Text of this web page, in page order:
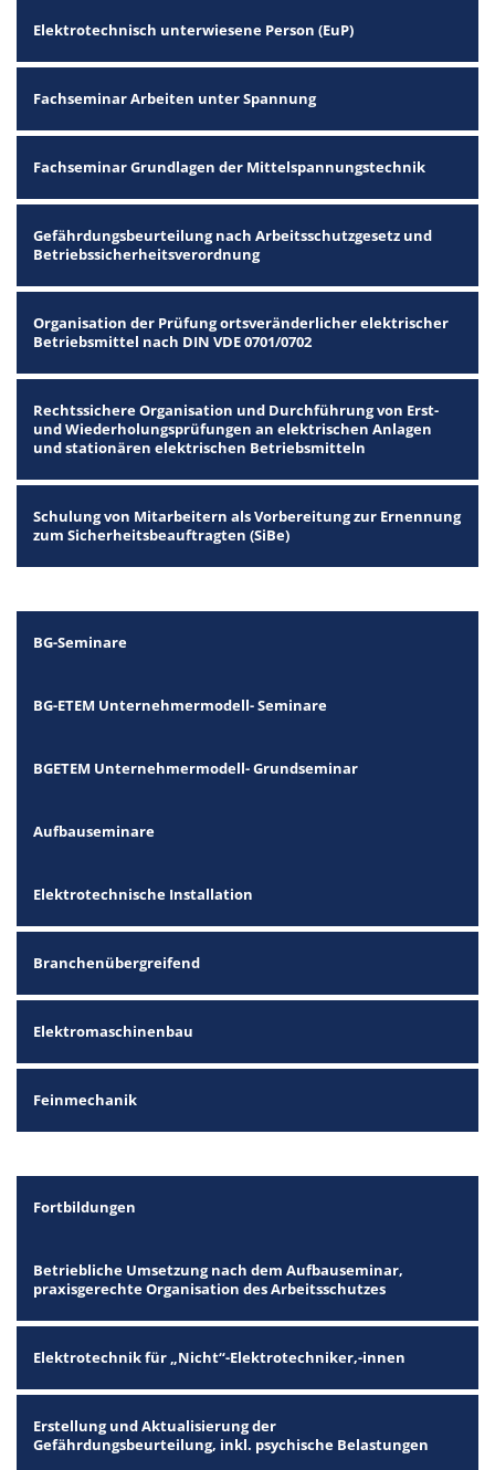
Elektrotechnisch unterwiesene Person (EuP)
Fachseminar Arbeiten unter Spannung
Fachseminar Grundlagen der Mittelspannungstechnik
Gefährdungsbeurteilung nach Arbeitsschutzgesetz und
Betriebssicherheitsverordnung
Organisation der Prüfung ortsveränderlicher elektrischer
Betriebsmittel nach DIN VDE 0701/0702
Rechtssichere Organisation und Durchführung von Erst-
und Wiederholungsprüfungen an elektrischen Anlagen
und stationären elektrischen Betriebsmitteln
Schulung von Mitarbeitern als Vorbereitung zur Ernennung
zum Sicherheitsbeauftragten (SiBe)
BG-Seminare
BG-ETEM Unternehmermodell- Seminare
BGETEM Unternehmermodell- Grundseminar
Aufbauseminare
Elektrotechnische Installation
Branchenübergreifend
Elektromaschinenbau
Feinmechanik
Fortbildungen
Betriebliche Umsetzung nach dem Aufbauseminar,
praxisgerechte Organisation des Arbeitsschutzes
Elektrotechnik für „Nicht“-Elektrotechniker,-innen
Erstellung und Aktualisierung der
Gefährdungsbeurteilung, inkl. psychische Belastungen